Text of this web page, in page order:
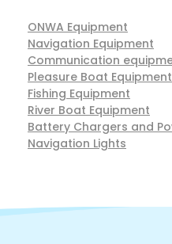
ONWA Equipment
Navigation Equipment
Communication
Pleasure Boat Equipment
Fishing Equipment
River Boat Equipment
Battery Chargers and
Navigation Lights